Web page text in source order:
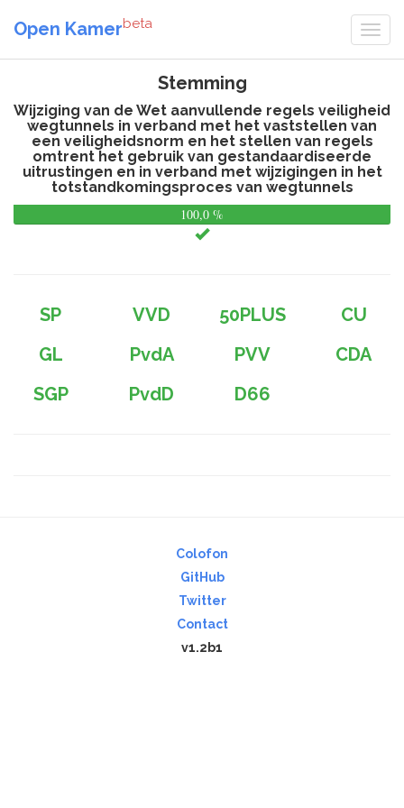
Open Kamerbeta
Stemming
Wijziging van de Wet aanvullende regels veiligheid
wegtunnels in verband met het vaststellen van
een veiligheidsnorm en het stellen van regels
omtrent het gebruik van gestandaardiseerde
uitrustingen en in verband met wijzigingen in het
totstandkomingsproces van wegtunnels
100,0 %
SP VVD 50PLUS
CU
GL
PvdA PVV
CDA
SGP
PvdD D66
Colofon
GitHub
Twitter
Contact
v1.2b1